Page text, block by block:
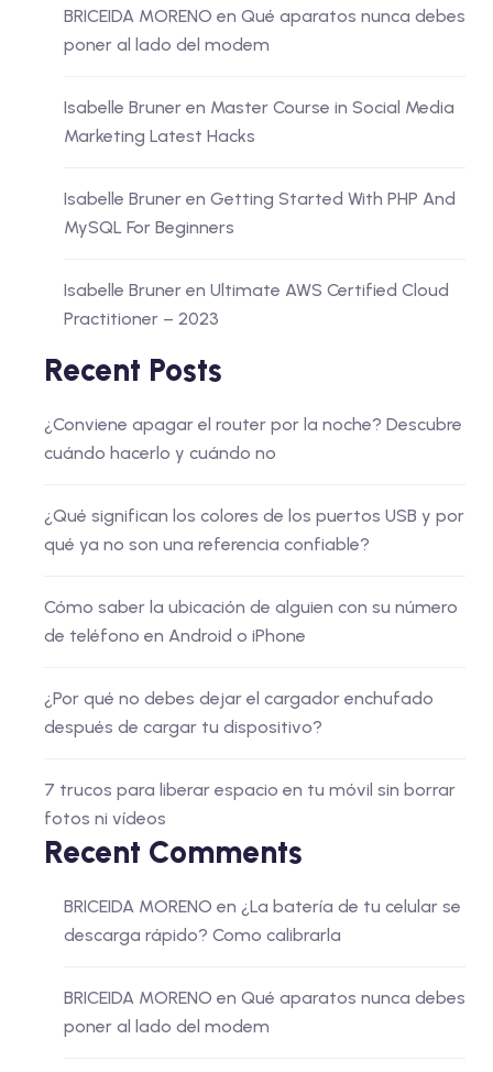
BRICEIDA MORENO en Qué aparatos nunca debes
poner al lado del modem
Isabelle Bruner en Master Course in Social Media
Marketing Latest Hacks
Isabelle Bruner en Getting Started With PHP And
MySQL For Beginners
Isabelle Bruner en Ultimate AWS Certified Cloud
Practitioner – 2023
Recent Posts
¿Conviene apagar el router por la noche? Descubre
cuándo hacerlo y cuándo no
¿Qué significan los colores de los puertos USB y por
qué ya no son una referencia confiable?
Cómo saber la ubicación de alguien con su número
de teléfono en Android o iPhone
¿Por qué no debes dejar el cargador enchufado
después de cargar tu dispositivo?
7 trucos para liberar espacio en tu móvil sin borrar
fotos ni vídeos
Recent Comments
BRICEIDA MORENO en ¿La batería de tu celular se
descarga rápido? Como calibrarla
BRICEIDA MORENO en Qué aparatos nunca debes
poner al lado del modem